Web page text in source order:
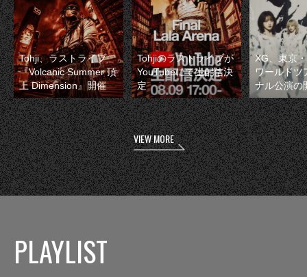
Tohji、ラストライブ
『Volcanic Summer 頂
上 Dimension』開催
Tohjiのラストライブが
YouTubeにて生配信決
定
XG、東京
ワールドツ
ナル公演の
VIEW MORE
PLAYLIST